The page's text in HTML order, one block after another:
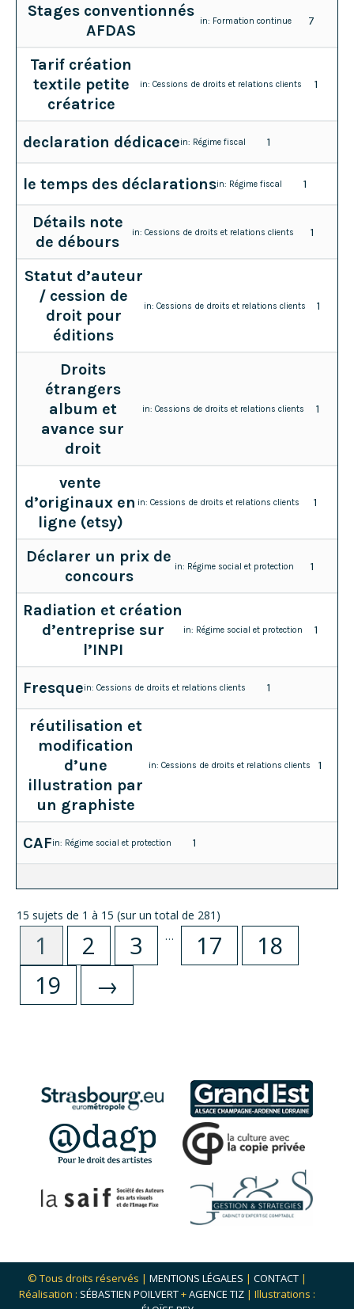
Stages conventionnés
AFDAS
in: Formation continue 7
Tarif création
textile petite
créatrice
in: Cessions de droits et relations clients 1
declaration dédicacein: Régime fiscal 1
le temps des déclarationsin: Régime fiscal 1
Détails note
de débours
in:Cessions de droits et relations clients 1
Statut d’auteur
/ cession de
droit pour
éditions
in:Cessions de droits et relations clients 1
Droits
étrangers
album et
avance sur
droit
in:Cessions de droits et relations clients 1
vente
d’originaux en
ligne (etsy)
in:Cessions de droits et relations clients 1
Déclarer un prix de
concours
in: Régime social et protection 1
Radiation et création
d’entreprise sur
l’INPI
in: Régime social et protection 1
Fresquein: Cessions de droits et relations clients 1
réutilisation et
modification
d’une
illustration par
un graphiste
in: Cessions de droits et relations clients 1
CAFin: Régime social et protection 1
15 sujets de 1 à 15 (sur un total de 281)
1 2 3 … 17
18
19
→
© Tous droits réservés | MENTIONS LÉGALES | CONTACT |
Réalisation : SÉBASTIEN POILVERT+AGENCE TIZ | Illustrations :